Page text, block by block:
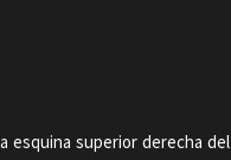
esquina superior derecha del